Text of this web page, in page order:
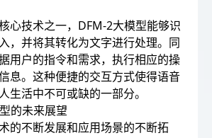
心技术之一，DFM-2大模型能够识
，并将其转化为文字进行处理。同
用户的指令和需求，执行相应的操
息。这种便捷的交互方式使得语音
生活中不可或缺的一部分。
的未来展望
的不断发展和应用场景的不断拓